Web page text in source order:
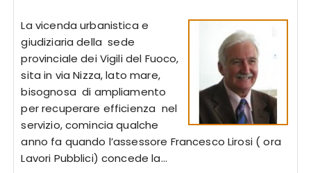
La vicenda urbanistica e
giudiziaria della sede
provinciale dei Vigili del Fuoco,
sita in via Nizza, lato mare,
bisognosa di ampliamento
per recuperare efficienza nel
servizio, comincia qualche
anno fa quando l’assessore Francesco Lirosi ( ora
Lavori Pubblici) concede la…